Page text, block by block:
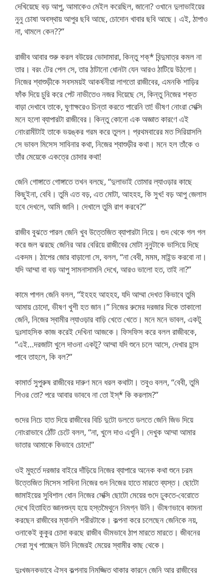
দেখিয়েছে বড় আপু, আমাকেও মেইল করেছিল, জানো? ওখানে দুলাভাইয়ের
নুনু চোষা অবস্থায় আপুর ছবি আছে, চোদোন খাবার ছবি আছে। এই, ঠাপাও
না, থামলে কেন??”
রাজীব আবার শুরু করল বউয়ের ভোদামারা, কিন্তু শক্* বিন্দুমাত্র কমল না
তার। বরং টের পেল সে, তার ঠাটানো ধোনটা যেন আরও ঠাটিয়ে উঠলো।
নিজের শ্বাশুড়ীকে সবসময়ই আকর্ষনীয়া লাগতো রাজীবের, এমনকি শাড়ির
ফাঁক দিয়ে চুরি করে পেট নাভীতেও নজর দিয়েছে সে, কিন্তু নিজের শক্ত
বাড়া দেখাবে তাকে, ঘুণাক্ষরেও চিন্তা করতে পারেনি তা! ভীষণ নোংরা সেক্সি
মনে হলো ব্যাপারটা রাজীবের। কিন্তু কোনো এক অজ্ঞাত কারণে এই
নোংরামীটাই তাকে ভয়ঙ্কর গরম করে তুলল। প্রথমবারের মত সিরিয়াসলি
সে ভাবল মিসেস সাবিনার কথা, নিজের শ্বাশুড়ীর কথা। মনে হল তাঁকে ও
তাঁর মেয়েকে একত্রে চোদার কথা!
জেনি গোঙ্গাতে গোঙ্গাতে তখন বলছে, “দুলাভাই তোমার ল্যাওড়ার কাছে
কিছুইনা, বেবি। তুমি এত বড়, এত মোটা, আহহহ, কি সুখ! বড় আপু জেলাস
হবে দেখলে, আমি জানি। দেখালে তুমি রাগ করবে?”
রাজীব বুঝতে পারল জেনি খুব উত্তেজিত ব্যাপারটা নিয়ে। গুদ থেকে গল গল
করে জল ঝরছে জেনির আর বেরিয়ে রাজীবের মোটা নুনুটাকে ভাসিয়ে দিছে
একদম। ঠাপের জোর বাড়ালো সে, বলল, “না বেবী, মমম, মাইন্ড করবো না।
যদি আম্মা বা বড় আপু সামনাসামনি দেখে, আরও ভালো হত, তাই না?”
কামে পাগল জেনি বলল, “ইহহহ আহহহ, যদি আম্মা দেখত কিভাবে তুমি
আমায় চোদো, ভীষণ খুশী হত জান।” নিজের রুমের দরজার দিকে তাকালো
জেনি, নিজের স্বামীর ল্যাওড়ার বাড়ি খেতে খেতে। মনে মনে ভাবল, একটু
দুঃসাহসিক কাজ করেই দেখিনা আজকে। ফিসফিস করে বলল রাজীবকে,
“এই…দরজাটা খুলে দাওনা একটু? আম্মা যদি শুনে চলে আসে, দেখার চান্স
পাবে তাহলে, কি বল?”
কামার্ত সুপুরুষ রাজীবের দারুণ মনে ধরল কথাটা। তবুও বলল, “বেবী, তুমি
শিওর তো? পরে আবার ভাববে না তো ইস্* কি করলাম?”
গুদের নিচে হাত দিয়ে রাজীবের বিচি দুটো ডলতে ডলতে জেনি জিভ দিয়ে
নোংরাভাবে ঠোঁট চেটে বলল, “না, খুলে দাও এখুনি। দেখুক আম্মা আমার
ভাতার আমাকে কিভাবে চোদে!”
ওই মুহুর্তে দরজার বাইরে দাঁড়িয়ে নিজের ব্যাপারে অনেক কথা শুনে চরম
উত্তেজিত মিসেস সাবিনা নিজের গুদ নিজের হাতে মারতে ব্যস্ত। ছোটো
জামাইয়ের সুবিশাল ধোন নিজের সেক্সি ছোটো মেয়ের গুদে ঢুকতে-বেরোতে
দেখে হিতাহিত জ্ঞানশুন্য হয়ে হস্তমৈথুনে নিমগ্ন উনি। ভীষণভাবে কামনা
করছেন রাজীবের ম্যানলি শরীরটাকে। কল্পনা করে চলেছেন জেনিকে নয়,
ওনাকেই কুকুর চোদা করছে রাজীব ভীমভাবে ঠাপ মারতে মারতে। জীবনের
সেরা সুখ পাচ্ছেন উনি নিজেরই মেয়ের স্বামীর কাছ থেকে।
দুঃখজনকভাবে ঐসব কল্পনায় নিমজ্জিত থাকার কারনে জেনি আর রাজীবের